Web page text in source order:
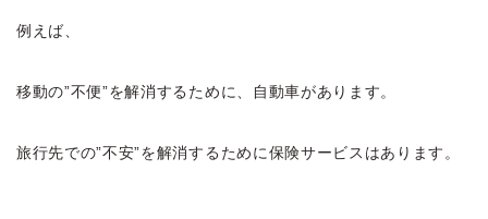
例えば、
移動の”不便”を解消するために、自動車があります。
旅行先での”不安”を解消するために保険サービスはあります。